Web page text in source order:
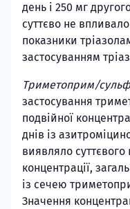
день і 250 мг
суттєво не
показники
застосуванням
Триметоприм/
застосування
подвійної
днів із
виявляло
концентрації,
із сечею
Значення